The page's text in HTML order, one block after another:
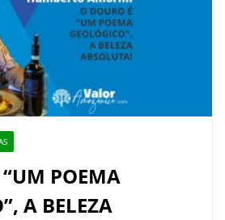
POEMA
A BELEZA